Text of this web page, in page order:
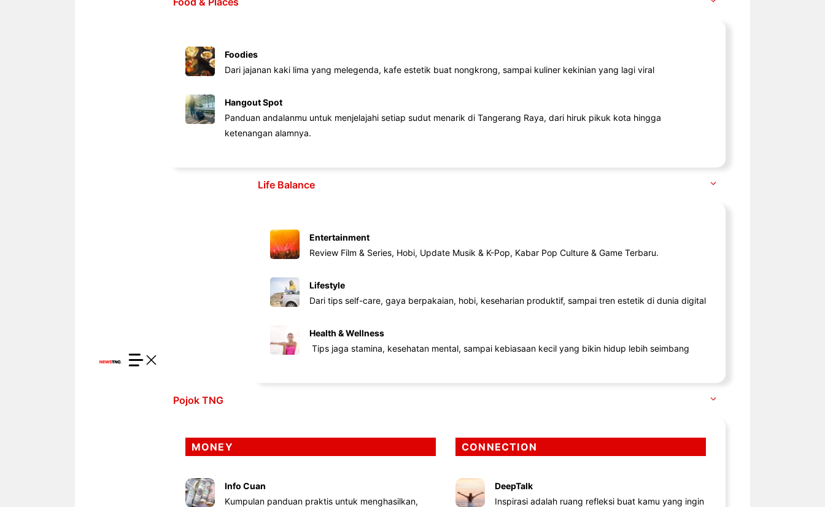
Foodies
Dari jajanan kaki lima yang melegenda, kafe estetik buat nongkrong, sampai kuliner kekinian yang lagi viral
Hangout Spot
Panduan andalanmu untuk menjelajahi setiap sudut menarik di Tangerang Raya, dari hiruk pikuk kota hingga
ketenangan alamnya.
Life Balance
Entertainment
Review Film & Series, Hobi, Update Musik & K-Pop, Kabar Pop Culture & Game Terbaru.
Lifestyle
Dari tips self-care, gaya berpakaian, hobi, keseharian produktif, sampai tren estetik di dunia digital
Health & Wellness
Tips jaga stamina, kesehatan mental, sampai kebiasaan kecil yang bikin hidup lebih seimbang
Pojok TNG
MONEY
Info Cuan
Kumpulan panduan praktis untuk menghasilkan,
CONNECTION
DeepTalk
Inspirasi adalah ruang refleksi buat kamu yang ingin